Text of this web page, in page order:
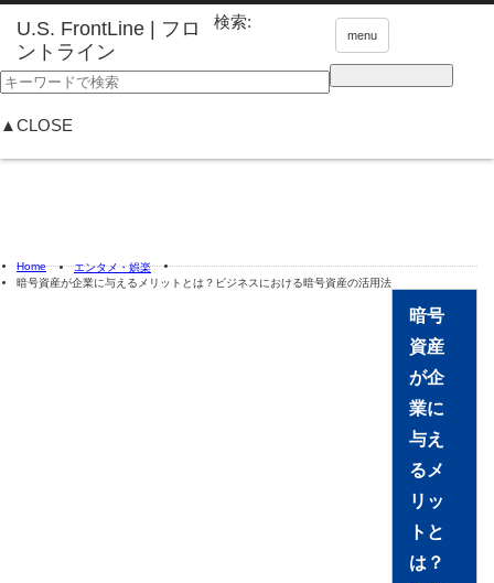
menu
検索:
▲CLOSE
Home
エンタメ・娯楽
暗号資産が企業に与えるメリットとは？ビジネスにおける暗号資産の活用法
暗号
資産
が企
業に
与え
るメ
リッ
トと
は？